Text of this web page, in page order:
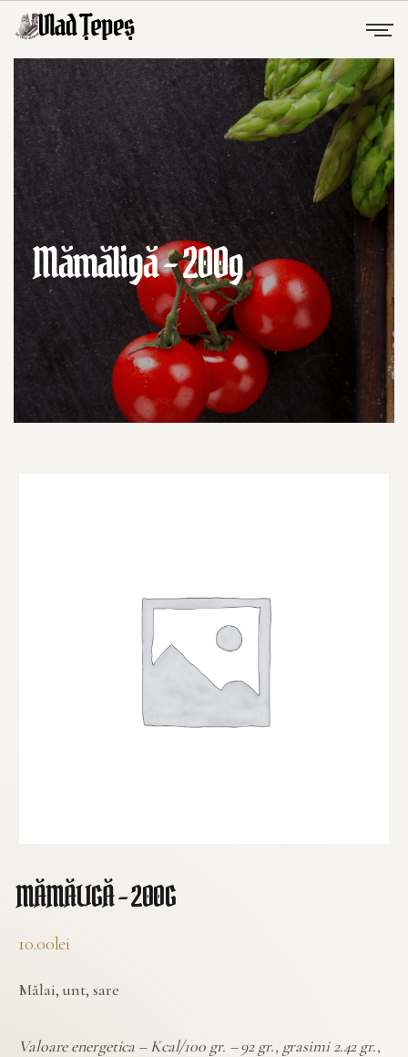
Mămăligă – 200g
MĂMĂLIGĂ – 200G
10.00lei
Mălai, unt, sare
Valoare energetica – Kcal/100 gr. – 92 gr., grasimi 2.42 gr.,